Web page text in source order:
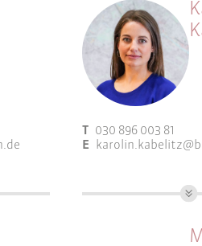
Arbeitsfelder:
Bauleitplanung
Gutachten &
T
030 896 003 81
E
M.Sc. Stadt- und